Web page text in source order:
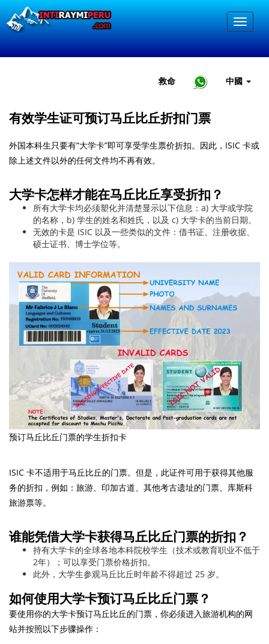
救命 中國
有效学生证可预订马丘比丘折扣门票
外国本科生只要有“大学卡”即可享受学生票价折扣。因此，ISIC 卡或
除上述文件以外的任何文件均不再有效。
大学卡怎样才能在马丘比丘享受折扣？
所有大学卡均必须塑化并清楚显示以下信息：a) 大学或学院
的名称，b) 学生的姓名和姓氏，以及 c) 大学卡的当前日期。
无效的卡是 ISIC 以及一些类似的文件：借书证、注册收据、
硕士证书、博士学位等。
预订马丘比丘门票的学生折扣卡
ISIC 卡不适用于马丘比丘的门票。但是，此证件可用于获得其他服
务的折扣，例如：旅游、印加古道、其他考古遗址的门票、库斯科
旅游票等。
谁能凭借大学卡获得马丘比丘门票的折扣？
持有大学卡的全球各地本科院校学生（技术或教育职业不低于
2年）；可以享受门票价格折扣。
此外，大学生参观马丘比丘时年龄不得超过 25 岁。
如何使用大学卡预订马丘比丘门票？
要使用你的大学卡预订马丘比丘的门票，你必须进入旅游机构的网
站并按照以下步骤操作：